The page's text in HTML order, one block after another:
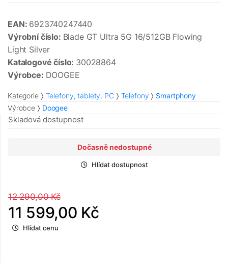
EAN: 6923740247440
Výrobní číslo: Blade GT Ultra 5G 16/512GB Flowing
Light Silver
Katalogové číslo: 30028864
Výrobce: DOOGEE
Kategorie Telefony, tablety, PC Telefony
Smartphony
Výrobce
Doogee
Skladová dostupnost
Dočasně nedostupné
Hlídat dostupnost
12 290,00 Kč
11 599,00 Kč
Hlídat cenu